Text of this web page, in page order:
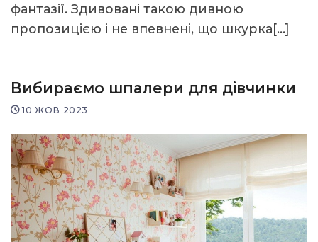
фантазії. Здивовані такою дивною
пропозицією і не впевнені, що шкурка[…]
Вибираємо шпалери для дівчинки
10 ЖОВ 2023